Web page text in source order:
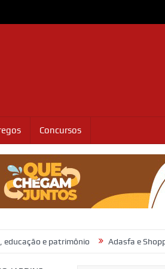
Concursos
Adasfa e Shopping Jardins